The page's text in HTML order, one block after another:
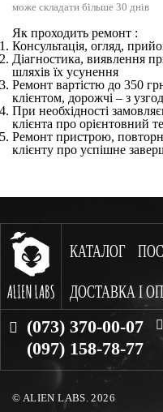
може складати більше 30 днів
Як проходить ремонт :
Консультація, огляд,
Діагностика, виявлення
шляхів їх усунення
Ремонт вартістю до 350
клієнтом, дорожчі – з
При необхідності
клієнта про орієнтовний
Ремонт пристрою,
клієнту про успішне
КАТАЛОГ
ДОСТАВКА І
(073) 370-00-07
(097) 158-78-77
© ALIEN LABS. 2026